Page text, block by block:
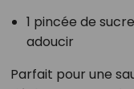
1 pincée de
adoucir
Parfait pour une